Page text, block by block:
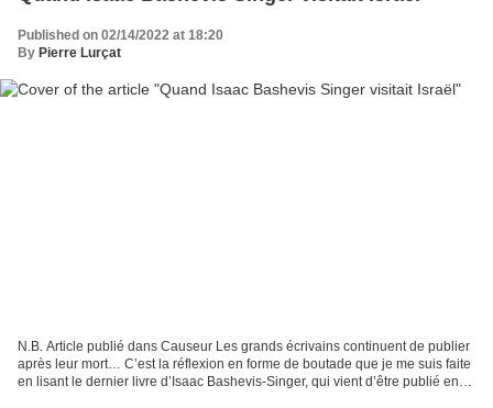
Published on 02/14/2022 at 18:20
By Pierre Lurçat
N.B. Article publié dans Causeur Les grands écrivains continuent de publier
après leur mort… C’est la réflexion en forme de boutade que je me suis faite
en lisant le dernier livre d’Isaac Bashevis-Singer, qui vient d’être publié en